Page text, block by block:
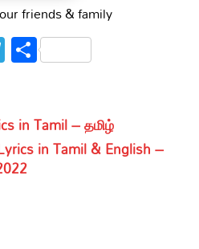
friends & family
Telegram
Share
in Tamil – தமிழ்
in Tamil & English –